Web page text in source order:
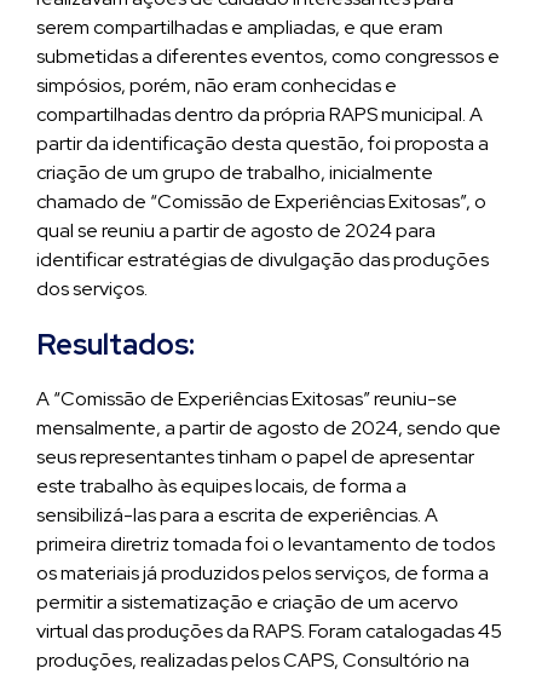
serem compartilhadas e ampliadas, e que eram
submetidas a diferentes eventos, como congressos e
simpósios, porém, não eram conhecidas e
compartilhadas dentro da própria RAPS municipal. A
partir da identificação desta questão, foi proposta a
criação de um grupo de trabalho, inicialmente
chamado de “Comissão de Experiências Exitosas”, o
qual se reuniu a partir de agosto de 2024 para
identificar estratégias de divulgação das produções
dos serviços.
Resultados:
A “Comissão de Experiências Exitosas” reuniu-se
mensalmente, a partir de agosto de 2024, sendo que
seus representantes tinham o papel de apresentar
este trabalho às equipes locais, de forma a
sensibilizá-las para a escrita de experiências. A
primeira diretriz tomada foi o levantamento de todos
os materiais já produzidos pelos serviços, de forma a
permitir a sistematização e criação de um acervo
virtual das produções da RAPS. Foram catalogadas 45
produções, realizadas pelos CAPS, Consultório na